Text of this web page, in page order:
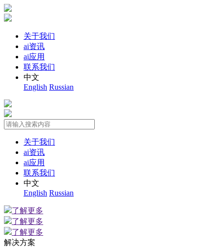
关于我们
ai资讯
ai应用
联系我们
中文
English Russian
关于我们
ai资讯
ai应用
联系我们
中文
English Russian
了解更多
了解更多
了解更多
解决方案